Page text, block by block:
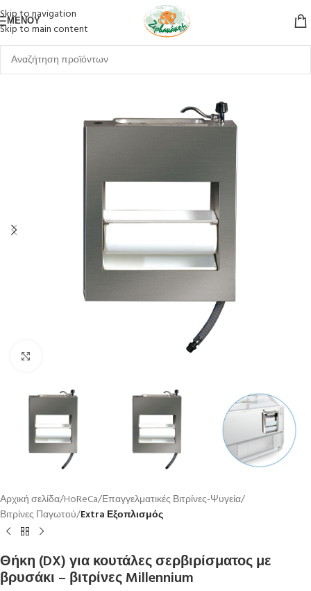
Skip to navigation
Skip to main content
ΜΕΝΟΎ
Αρχική σελίδα HoReCa Επαγγελματικές Βιτρίνες-Ψυγεία
Βιτρίνες Παγωτού Extra Εξοπλισμός
Θήκη (DX) για κουτάλες σερβιρίσματος με
βρυσάκι – βιτρίνες Millennium